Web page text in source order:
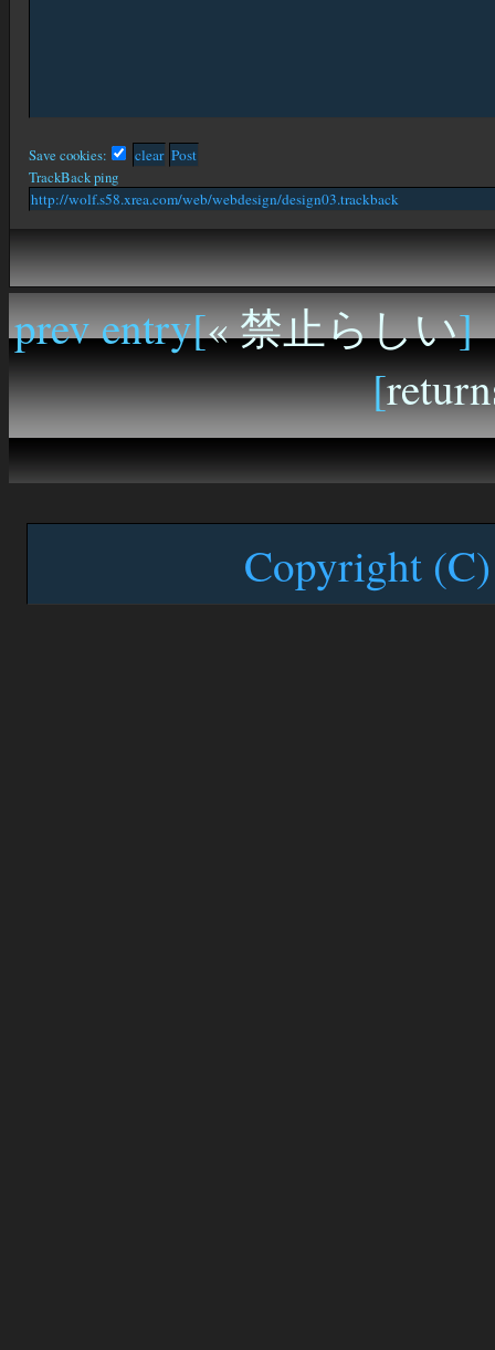
Save cookies:
TrackBack ping
prev entry[« 禁止らしい]
[
Copyright